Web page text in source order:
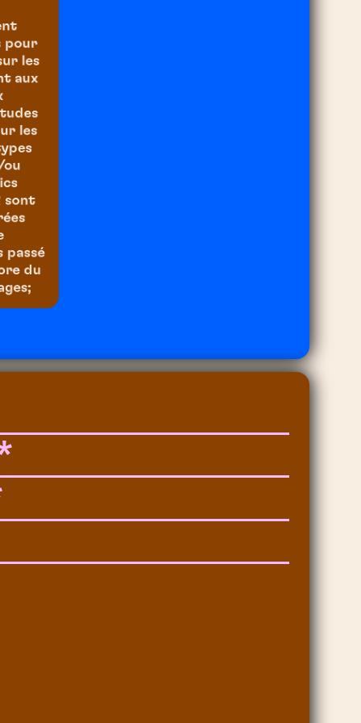
pour
les
aux
les
ou
sont
passé
du